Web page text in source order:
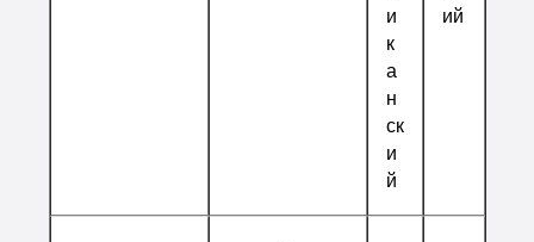
и
к
а
н
ск
и
й
ий